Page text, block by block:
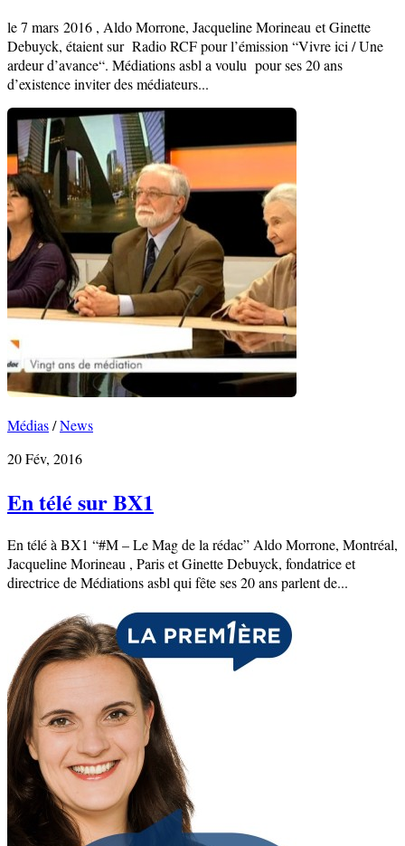
le 7 mars 2016 , Aldo Morrone, Jacqueline Morineau et Ginette
Debuyck, étaient sur Radio RCF pour l’émission “Vivre ici / Une
ardeur d’avance“. Médiations asbl a voulu pour ses 20 ans
d’existence inviter des médiateurs...
Médias/News
20 Fév, 2016
En télé sur BX1
En télé à BX1 “#M – Le Mag de la rédac” Aldo Morrone, Montréal,
Jacqueline Morineau , Paris et Ginette Debuyck, fondatrice et
directrice de Médiations asbl qui fête ses 20 ans parlent de...